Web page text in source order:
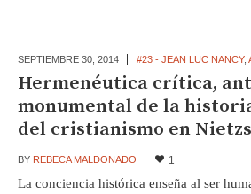
SEPTIEMBRE 30, 2014 #23 - JEAN LUC NANCY,
Hermenéutica crítica,
monumental de la
del cristianismo en
BY REBECA MALDONADO 1
La conciencia histórica enseña al ser